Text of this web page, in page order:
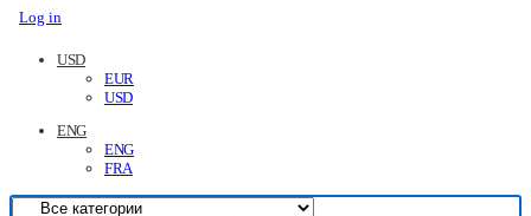
Log in
USD
EUR
USD
ENG
ENG
FRA